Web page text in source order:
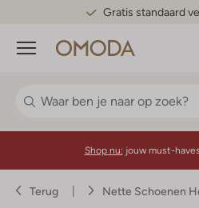
Gratis standaard
Menu
Shop nu: jouw must-
Terug Nette Schoenen